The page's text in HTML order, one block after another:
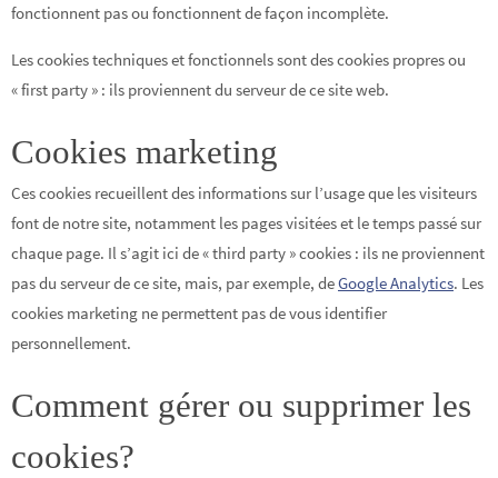
fonctionnent pas ou fonctionnent de façon incomplète.
Les cookies techniques et fonctionnels sont des cookies propres ou
« first party » : ils proviennent du serveur de ce site web.
Cookies marketing
Ces cookies recueillent des informations sur l’usage que les visiteurs
font de notre site, notamment les pages visitées et le temps passé sur
chaque page. Il s’agit ici de « third party » cookies : ils ne proviennent
pas du serveur de ce site, mais, par exemple, deGoogle Analytics. Les
cookies marketing ne permettent pas de vous identifier
personnellement.
Comment gérer ou supprimer les
cookies?